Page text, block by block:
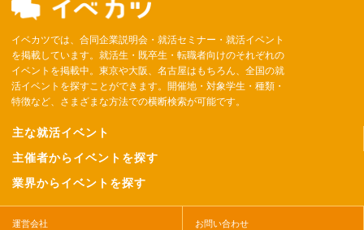
イベカツでは、合同企業説明会・就活セミナー・就活イベント
を掲載しています。就活生・既卒生・転職者向けのそれぞれの
イベントを掲載中。東京や大阪、名古屋はもちろん、全国の就
活イベントを探すことができます。開催地・対象学生・種類・
特徴など、さまざまな方法での横断検索が可能です。
主な就活イベント
主催者からイベントを探す
業界からイベントを探す
運営会社 お問い合わせ